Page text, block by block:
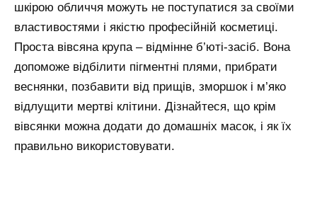
шкірою обличчя можуть не поступатися за своїми
властивостями і якістю професійній косметиці.
Проста вівсяна крупа – відмінне б’юті-засіб. Вона
допоможе відбілити пігментні плями, прибрати
веснянки, позбавити від прищів, зморшок і м’яко
відлущити мертві клітини. Дізнайтеся, що крім
вівсянки можна додати до домашніх масок, і як їх
правильно використовувати.